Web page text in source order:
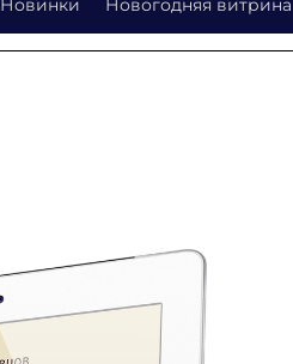
Новинки Новогодняя витрина